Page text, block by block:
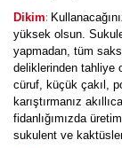
Dikim:
yüksek olsun.
yapmadan, tüm
deliklerinden tahliye
cüruf, küçük çakıl,
karıştırmanız
fidanlığımızda
sukulent ve